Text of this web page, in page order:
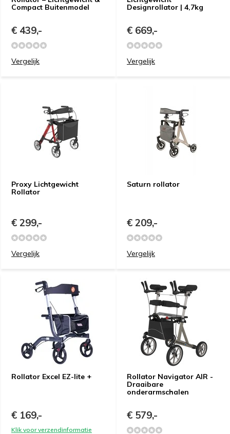
Compact Buitenmodel
€ 439,-
Vergelijk
Designrollator | 4,7kg
€ 669,-
Vergelijk
Proxy Lichtgewicht
Rollator
€ 299,-
Vergelijk
Saturn rollator
€ 209,-
Vergelijk
Rollator Excel EZ-lite +
€ 169,-
Klik voor verzendinformatie
Rollator Navigator AIR -
Draaibare
onderarmschalen
€ 579,-